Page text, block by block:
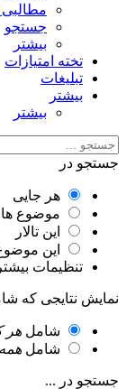
مطالبی
جستجو
بیشتر
تخته امتیازات
تبلیغات
بیشتر
بیشتر
جستجو در
هر جایی
موضوع ها
این تالار
این
تنظیمات
نمایش نتایجی که
شامل هر
شامل همه
جستجو در ...